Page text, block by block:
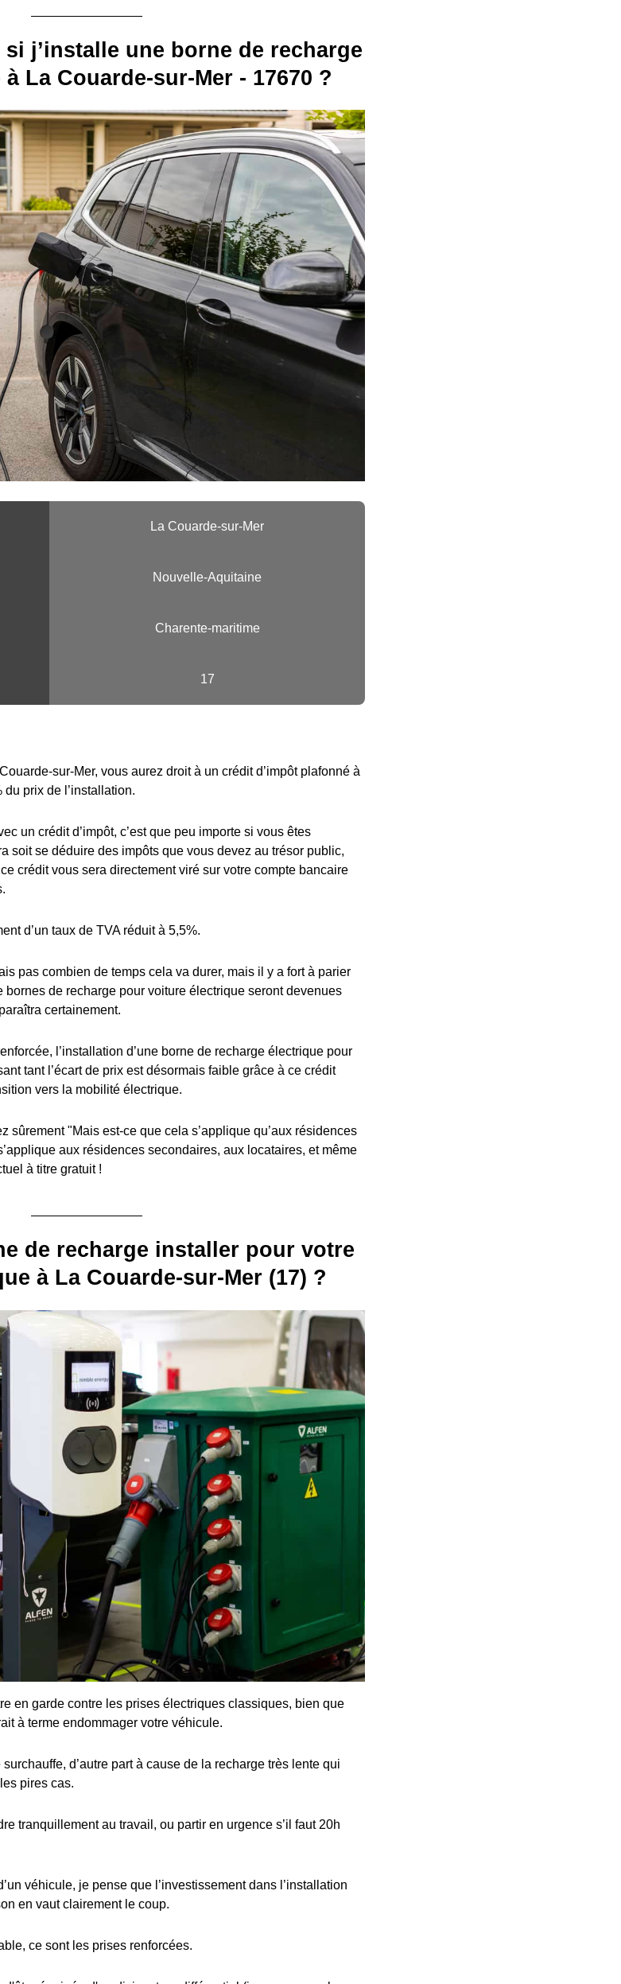
j’installe une borne de recharge
La Couarde-sur-Mer - 17670 ?
La Couarde-sur-Mer
Nouvelle-Aquitaine
Charente-maritime
17
sur-Mer, vous aurez droit à un crédit d’impôt plafonné à
prix de l’installation.
un crédit d’impôt, c’est que peu importe si vous êtes
soit se déduire des impôts que vous devez au trésor public,
crédit vous sera directement viré sur votre compte bancaire
d’un taux de TVA réduit à 5,5%.
pas combien de temps cela va durer, mais il y a fort à parier
bornes de recharge pour voiture électrique seront devenues
certainement.
l’installation d’une borne de recharge électrique pour
tant l’écart de prix est désormais faible grâce à ce crédit
vers la mobilité électrique.
sûrement "Mais est-ce que cela s’applique qu’aux résidences
aux résidences secondaires, aux locataires, et même
à titre gratuit !
de recharge installer pour votre
à La Couarde-sur-Mer (17) ?
en garde contre les prises électriques classiques, bien que
à terme endommager votre véhicule.
d’autre part à cause de la recharge très lente qui
pires cas.
tranquillement au travail, ou partir en urgence s’il faut 20h
véhicule, je pense que l’investissement dans l’installation
en vaut clairement le coup.
ce sont les prises renforcées.